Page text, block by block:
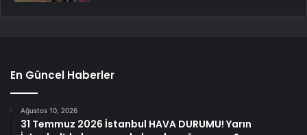
En Güncel Haberler
Ağustos 10, 2026
31 Temmuz 2026 İstanbul HAVA DURUMU! Yarın